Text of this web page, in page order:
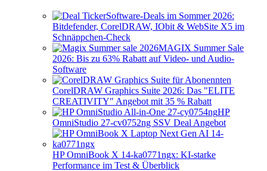
Software-Deals im Sommer 2026:
Bitdefender, CorelDRAW, IObit & WebSite X5 im
Schnäppchen-Check
MAGIX Summer Sale
2026: Bis zu 63% Rabatt auf Video- und Audio-
Software
CorelDRAW Graphics Suite 2026: Das "ELITE
CREATIVITY" Angebot mit 35 % Rabatt
HP
OmniStudio 27-cv0752ng SSV Deal Angebot
HP OmniBook X 14-ka0771ngx: KI-starke
Performance im Test & Überblick